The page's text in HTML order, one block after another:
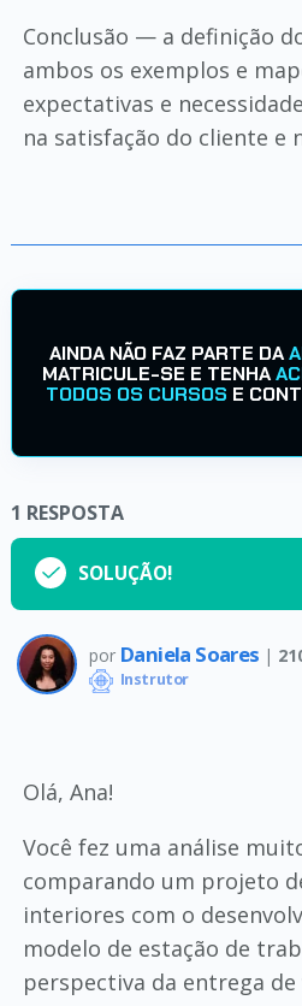
Conclusão — a definição
ambos os exemplos e
expectativas e
na satisfação do cliente e
AINDA NÃO FAZ PARTE DA
MATRICULE-SE E TENHA
TODOS OS CURSOS E
1 RESPOSTA
SOLUÇÃO!
por Daniela Soares |
Instrutor
Olá, Ana!
Você fez uma análise
comparando um projeto
interiores com o
modelo de estação de
perspectiva da entrega